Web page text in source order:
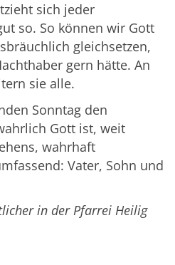
sich jeder
so. So können wir Gott
gleichsetzen,
gern hätte. An
sie alle.
Sonntag den
Gott ist, weit
wahrhaft
Vater, Sohn und
in der Pfarrei Heilig